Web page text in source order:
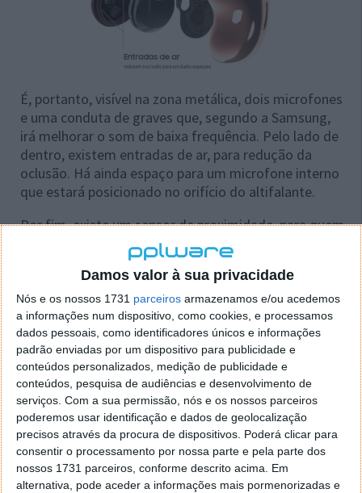
Damos valor à sua privacidade
Nós e os nossos 1731 parceiros armazenamos e/ou acedemos
a informações num dispositivo, como cookies, e processamos
dados pessoais, como identificadores únicos e informações
padrão enviadas por um dispositivo para publicidade e
conteúdos personalizados, medição de publicidade e
conteúdos, pesquisa de audiências e desenvolvimento de
serviços. Com a sua permissão, nós e os nossos parceiros
poderemos usar identificação e dados de geolocalização
precisos através da procura de dispositivos. Poderá clicar para
consentir o processamento por nossa parte e pela parte dos
nossos 1731 parceiros, conforme descrito acima. Em
alternativa, pode aceder a informações mais pormenorizadas e
É, portanto, visível na zona metálica, dois microfones
e uma conduta de graves que, segundo a Samsung,
irá melhorar o som de baixa frequência. Pelo lado de
dentro, existem entradas de ar, para redução da
oclusão. Há ainda espaço para um microfone interno
que estará posicionado no orifício do altifalante.
Por fim, existe um sensor de proximidade, para quem
o controlo tátil não funcione quando os auriculares
não estão colocados na orelha.
Outras características